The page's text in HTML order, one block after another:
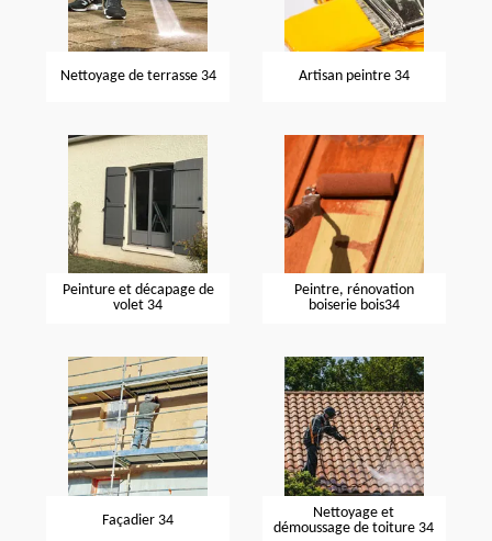
Nettoyage de terrasse 34 Artisan peintre 34
Peinture et décapage de
volet 34
Peintre, rénovation
boiserie bois34
Façadier 34
Nettoyage et
démoussage de toiture 34